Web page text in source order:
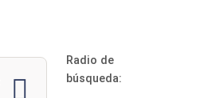
Radio de
búsqueda: